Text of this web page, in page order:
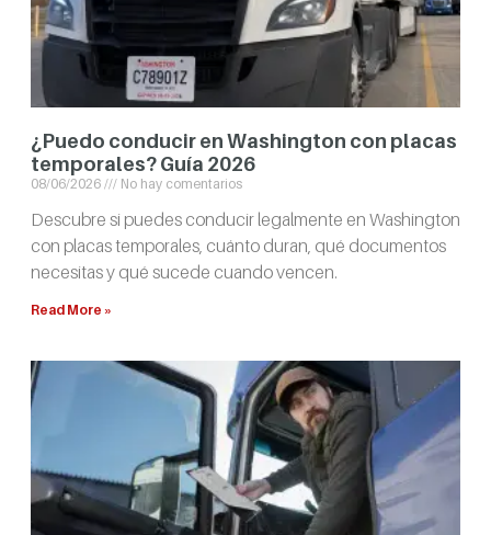
¿Puedo conducir en Washington con placas
temporales? Guía 2026
08/06/2026 No hay comentarios
Descubre si puedes conducir legalmente en Washington
con placas temporales, cuánto duran, qué documentos
necesitas y qué sucede cuando vencen.
Read More »